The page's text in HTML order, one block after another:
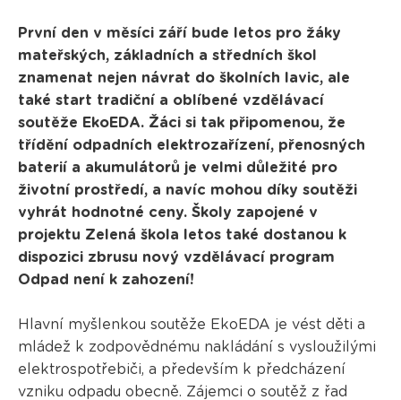
První den v měsíci září bude letos pro žáky
mateřských, základních a středních škol
znamenat nejen návrat do školních lavic, ale
také start tradiční a oblíbené vzdělávací
soutěže EkoEDA. Žáci si tak připomenou, že
třídění odpadních elektrozařízení, přenosných
baterií a akumulátorů je velmi důležité pro
životní prostředí, a navíc mohou díky soutěži
vyhrát hodnotné ceny. Školy zapojené v
projektu Zelená škola letos také dostanou k
dispozici zbrusu nový vzdělávací program
Odpad není k zahození!
Hlavní myšlenkou soutěže EkoEDA je vést děti a
mládež k zodpovědnému nakládání s vysloužilými
elektrospotřebiči, a především k předcházení
vzniku odpadu obecně. Zájemci o soutěž z řad